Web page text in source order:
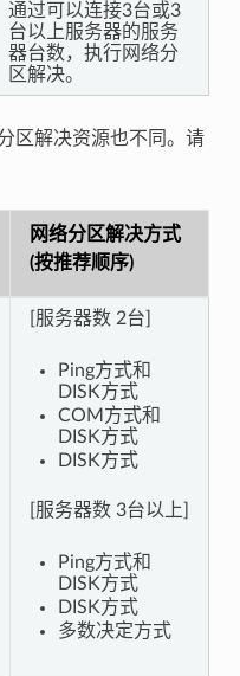
通过可以连接3台或3
台以上服务器的服务
器台数，执行网络分
区解决。
区解决资源也不同。请
网络分区解决方式
(按推荐顺序)
[服务器数 2台]
Ping方式和
DISK方式
COM方式和
DISK方式
DISK方式
[服务器数 3台以上]
Ping方式和
DISK方式
DISK方式
多数决定方式